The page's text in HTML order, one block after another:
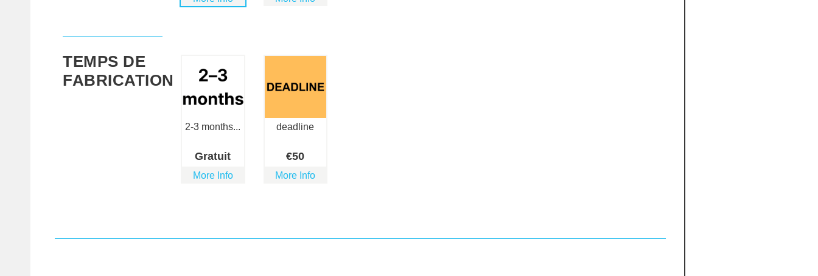
TEMPS DE
FABRICATION
2-3 months...
Gratuit
More Info
deadline
€50
More Info